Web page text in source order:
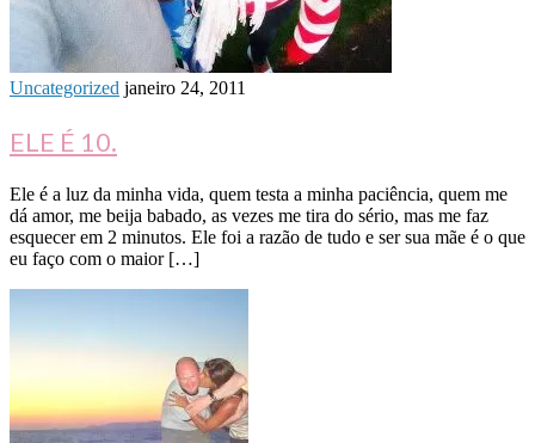
Uncategorized janeiro 24, 2011
ELE É 10.
Ele é a luz da minha vida, quem testa a minha paciência, quem me
dá amor, me beija babado, as vezes me tira do sério, mas me faz
esquecer em 2 minutos. Ele foi a razão de tudo e ser sua mãe é o que
eu faço com o maior […]